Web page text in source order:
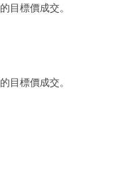
目標價成交。
目標價成交。